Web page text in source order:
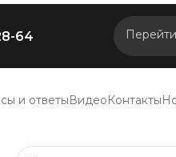
64
и ответыВидеоКонтакты